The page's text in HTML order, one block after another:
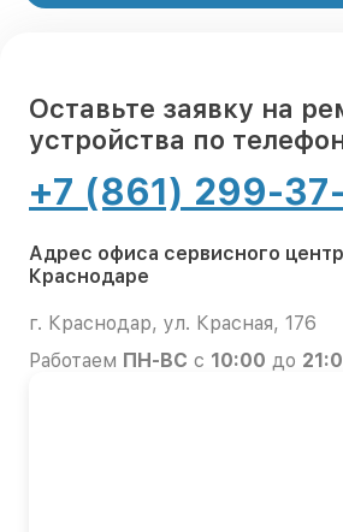
Оставьте заявку на
устройства по
+7 (861) 299-
Адрес офиса сервисного
Краснодаре
г. Краснодар, ул. Красная, 176
Работаем ПН-ВС с 10:00 до